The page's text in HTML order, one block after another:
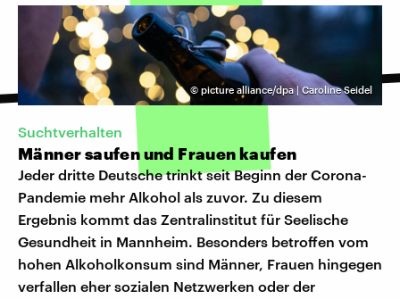
© picture alliance/dpa | Caroline Seidel
Suchtverhalten
Männer saufen und Frauen kaufen
Jeder dritte Deutsche trinkt seit Beginn der Corona-
Pandemie mehr Alkohol als zuvor. Zu diesem
Ergebnis kommt das Zentralinstitut für Seelische
Gesundheit in Mannheim. Besonders betroffen vom
hohen Alkoholkonsum sind Männer, Frauen hingegen
verfallen eher sozialen Netzwerken oder der